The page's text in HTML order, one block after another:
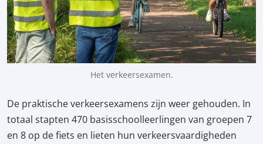
Het verkeersexamen.
De praktische verkeersexamens zijn weer gehouden. In
totaal stapten 470 basisschoolleerlingen van groepen 7
en 8 op de fiets en lieten hun verkeersvaardigheden